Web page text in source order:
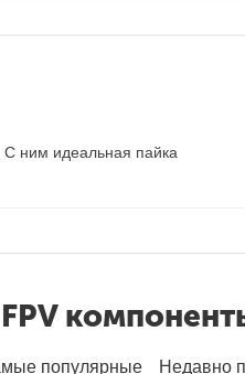
ним идеальная пайка
популярные Недавно